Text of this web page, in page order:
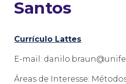
Santos
Currículo Lattes
E-mail:
Áreas de Interesse: